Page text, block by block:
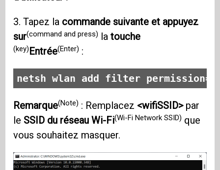
3. Tapez la commande suivante et appuyez
sur(command and press) latouche
(key)Entrée(Enter) :
netsh wlan add filter
Remarque(Note) : Remplacez <wifiSSID>par
le SSID du réseau Wi-Fi(Wi-Fi Network SSID) que
vous souhaitez masquer.